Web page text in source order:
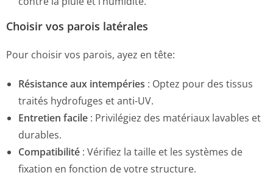
Choisir vos parois latérales
Pour choisir vos parois, ayez en tête:
Résistance aux intempéries : Optez pour des tissus
traités hydrofuges et anti-UV.
Entretien facile : Privilégiez des matériaux lavables et
durables.
Compatibilité : Vérifiez la taille et les systèmes de
fixation en fonction de votre structure.